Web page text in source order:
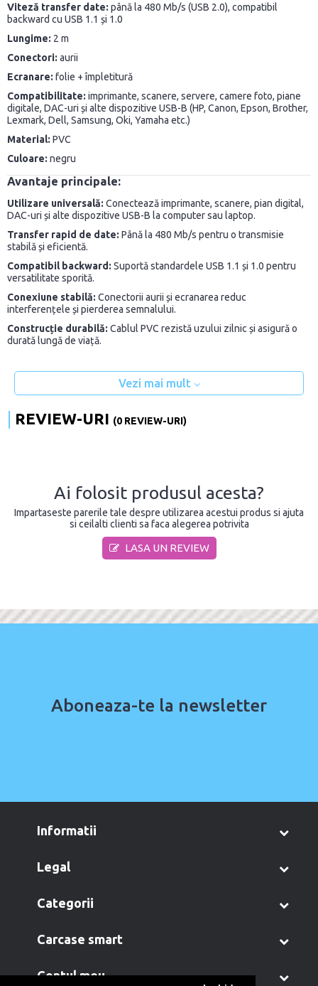
Viteză transfer date: până la 480 Mb/s (USB 2.0), compatibil
backward cu USB 1.1 și 1.0
Lungime: 2 m
Conectori: aurii
Ecranare: folie + împletitură
Compatibilitate: imprimante, scanere, servere, camere foto, piane
digitale, DAC-uri și alte dispozitive USB-B (HP, Canon, Epson, Brother,
Lexmark, Dell, Samsung, Oki, Yamaha etc.)
Material: PVC
Culoare: negru
Avantaje principale:
Utilizare universală: Conectează imprimante, scanere, pian digital,
DAC-uri și alte dispozitive USB-B la computer sau laptop.
Transfer rapid de date: Până la 480 Mb/s pentru o transmisie
stabilă și eficientă.
Compatibil backward: Suportă standardele USB 1.1 și 1.0 pentru
versatilitate sporită.
Conexiune stabilă: Conectorii aurii și ecranarea reduc
interferențele și pierderea semnalului.
Construcție durabilă: Cablul PVC rezistă uzului zilnic și asigură o
durată lungă de viață.
Vezi mai mult
REVIEW-URI (0 REVIEW-URI)
Ai folosit produsul acesta?
Impartaseste parerile tale despre utilizarea acestui produs si ajuta
si ceilalti clienti sa faca alegerea potrivita
LASA UN REVIEW
Aboneaza-te la newsletter
informatii
legal
categorii
carcase smart
contul meu